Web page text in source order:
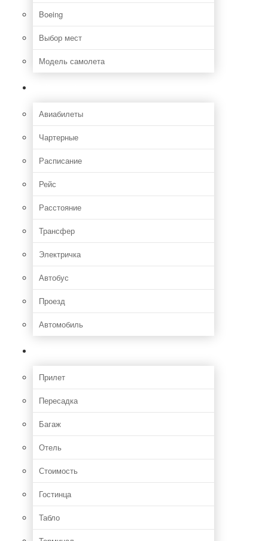
Boeing
Выбор мест
Модель самолета
Авиабилеты
Чартерные
Расписание
Рейс
Расстояние
Трансфер
Электричка
Автобус
Проезд
Автомобиль
Прилет
Пересадка
Багаж
Отель
Стоимость
Гостинца
Табло